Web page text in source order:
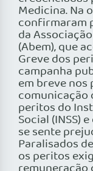
Medicina. Na
confirmaram
da
(Abem), que
Greve dos
campanha
em breve
comunicação
peritos do
Social (INSS)
se sente
Paralisados
os peritos